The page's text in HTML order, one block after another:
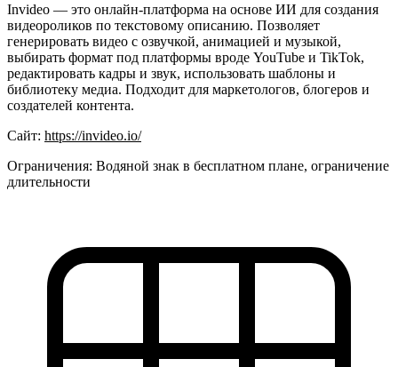
Invideo — это онлайн-платформа на основе ИИ для создания
видеороликов по текстовому описанию. Позволяет
генерировать видео с озвучкой, анимацией и музыкой,
выбирать формат под платформы вроде YouTube и TikTok,
редактировать кадры и звук, использовать шаблоны и
библиотеку медиа. Подходит для маркетологов, блогеров и
создателей контента.
Сайт: https://invideo.io/
Ограничения: Водяной знак в бесплатном плане, ограничение
длительности